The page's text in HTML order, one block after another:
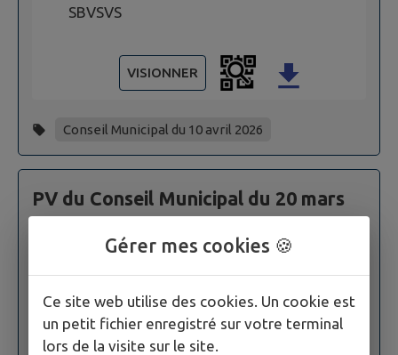
SBVSVS
VISIONNER
Conseil Municipal du 10 avril 2026
PV du Conseil Municipal du 20 mars
13/04/2026 à 08:03parLA MAIRIE
PV CONSEIL MUNICIPAL du 20 mars 2026
Gérer mes cookies 🍪
Ce site web utilise des cookies. Un cookie est
un petit fichier enregistré sur votre terminal
lors de la visite sur le site.